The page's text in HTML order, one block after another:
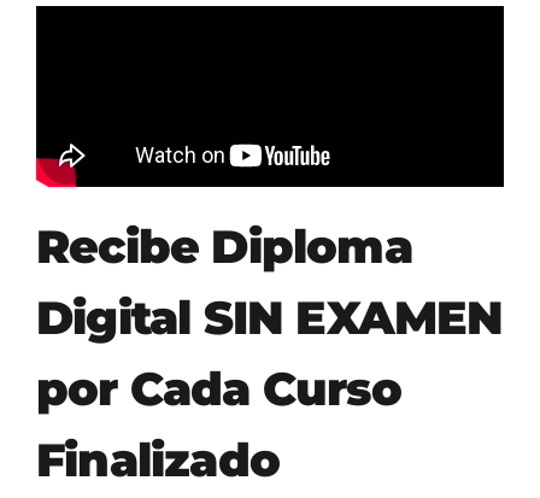
Recibe Diploma
Digital SIN EXAMEN
por Cada Curso
Finalizado